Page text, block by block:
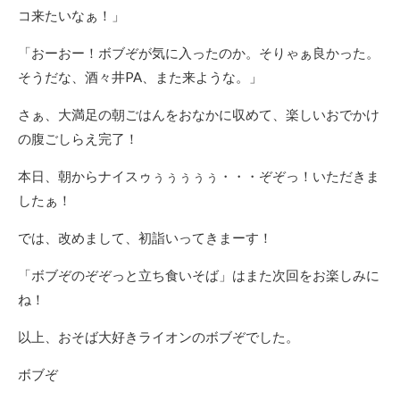
コ来たいなぁ！」
「おーおー！ボブぞが気に入ったのか。そりゃぁ良かった。
そうだな、酒々井PA、また来ような。」
さぁ、大満足の朝ごはんをおなかに収めて、楽しいおでかけ
の腹ごしらえ完了！
本日、朝からナイスゥぅぅぅぅぅ・・・ぞぞっ！いただきま
したぁ！
では、改めまして、初詣いってきまーす！
「ボブぞのぞぞっと立ち食いそば」はまた次回をお楽しみに
ね！
以上、おそば大好きライオンのボブぞでした。
ボブぞ